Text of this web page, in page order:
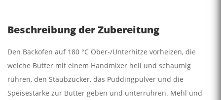
Beschreibung der Zubereitung
Den Backofen auf 180 °C Ober-/Unterhitze vorheizen, die
weiche Butter mit einem Handmixer hell und schaumig
rühren, den Staubzucker, das Puddingpulver und die
Speisestärke zur Butter geben und unterrühren. Mehl und